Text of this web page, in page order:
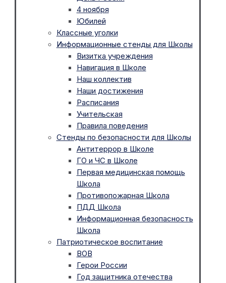
4 ноября
Юбилей
Классные уголки
Информационные стенды для Школы
Визитка учреждения
Навигация в Школе
Наш коллектив
Наши достижения
Расписания
Учительская
Правила поведения
Стенды по безопасности для Школы
Антитеррор в Школе
ГО и ЧС в Школе
Первая медицинская помощь
Школа
Противопожарная Школа
ПДД Школа
Информационная безопасность
Школа
Патриотическое воспитание
ВОВ
Герои России
Год защитника отечества